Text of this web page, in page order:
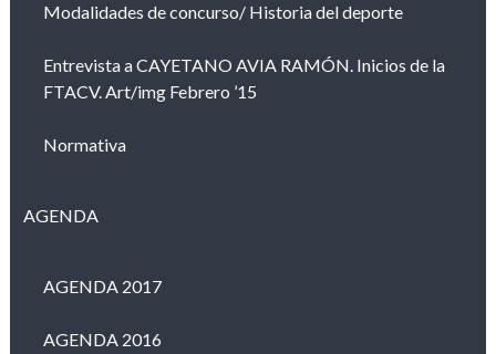
Modalidades de concurso/ Historia del deporte
Entrevista a CAYETANO AVIA RAMÓN. Inicios de la
FTACV. Art/img Febrero ’15
Normativa
AGENDA
AGENDA 2017
AGENDA 2016